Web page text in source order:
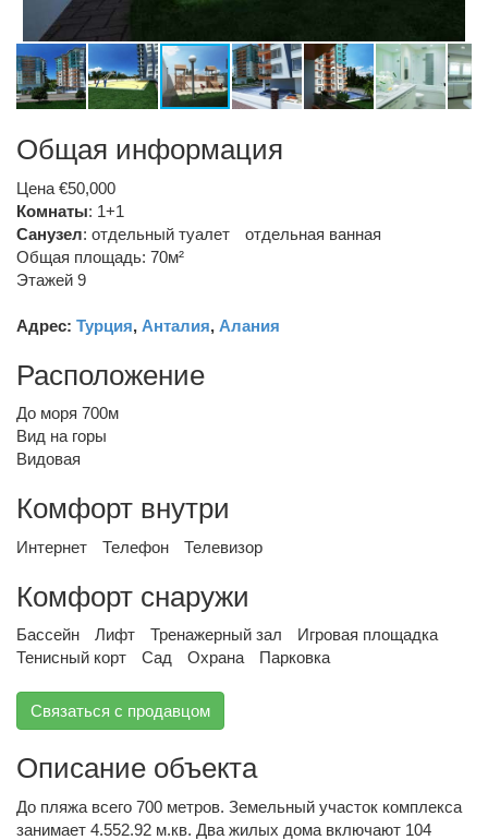
Общая информация
Цена €50,000
Комнаты: 1+1
Санузел: отдельный туалет
отдельная ванная
Общая площадь: 70м²
Этажей 9
Адрес: Турция, Анталия, Алания
Расположение
До моря 700м
Вид на горы
Видовая
Комфорт внутри
Интернет Телефон Телевизор
Комфорт снаружи
Бассейн Лифт Тренажерный зал
Игровая площадка
Тенисный корт
Сад Охрана Парковка
Связаться с продавцом
Описание объекта
До пляжа всего 700 метров. Земельный участок комплекса
занимает 4.552.92 м.кв. Два жилых дома включают 104